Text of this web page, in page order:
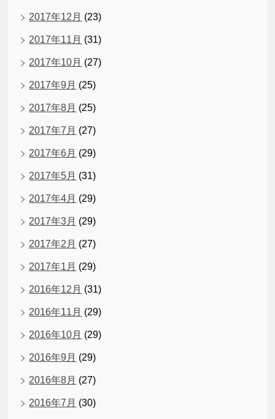
2017年12月 (23)
2017年11月 (31)
2017年10月 (27)
2017年9月 (25)
2017年8月 (25)
2017年7月 (27)
2017年6月 (29)
2017年5月 (31)
2017年4月 (29)
2017年3月 (29)
2017年2月 (27)
2017年1月 (29)
2016年12月 (31)
2016年11月 (29)
2016年10月 (29)
2016年9月 (29)
2016年8月 (27)
2016年7月 (30)